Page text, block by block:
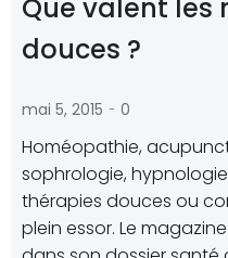
Que valent les
douces ?
mai 5, 2015 - 0
Homéopathie,
sophrologie,
thérapies douces ou
plein essor. Le